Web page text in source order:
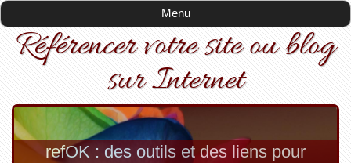
Menu
Référencer votre site ou blog
sur Internet
refOK : des outils et des liens pour